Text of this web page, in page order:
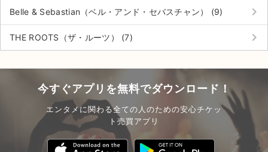
Belle & Sebastian（ベル・アンド・セバスチャン） (9) keyboard_arrow_right
THE ROOTS（ザ・ルーツ） (7) keyboard_arrow_right
今すぐアプリを無料でダウンロード！
エンタメに関わる全ての人のための安心チケッ
ト売買アプリ